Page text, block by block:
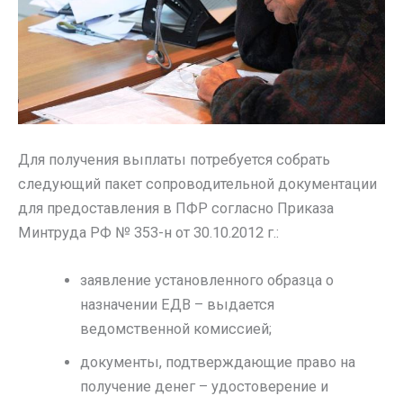
Для получения выплаты потребуется собрать
следующий пакет сопроводительной документации
для предоставления в ПФР согласно Приказа
Минтруда РФ № 353-н от 30.10.2012 г.:
заявление установленного образца о
назначении ЕДВ – выдается
ведомственной комиссией;
документы, подтверждающие право на
получение денег – удостоверение и